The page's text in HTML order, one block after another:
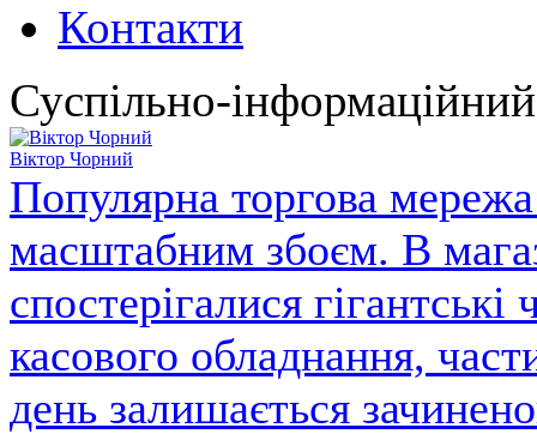
Контакти
Суспільно-
Віктор Чорний
Популярна торгова
масштабним збоєм. В
спостерігалися
касового обладнання,
день залишається